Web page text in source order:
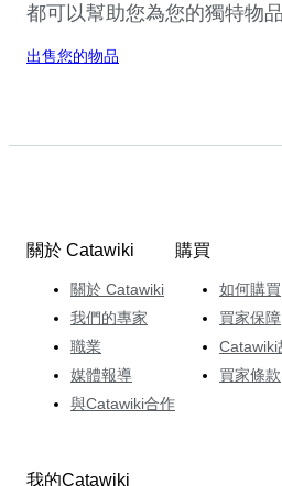
都可以幫助您為您的獨特物
出售您的物品
關於 Catawiki
關於 Catawiki
我們的專家
職業
媒體報導
與Catawiki合作
購買
如何購買
買家保障
Catawiki
買家條款
我的Catawiki